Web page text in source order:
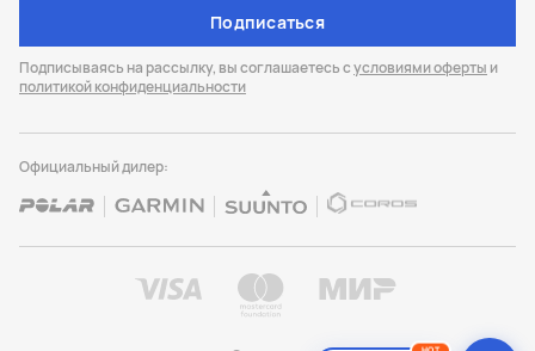
Подписаться
Подписываясь на рассылку, вы соглашаетесь сусловиями оферты и
политикой конфиденциальности
Официальный дилер:
HOT